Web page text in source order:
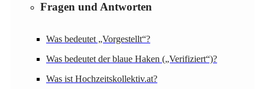
Fragen und Antworten
Was bedeutet „Vorgestellt“?
Was bedeutet der blaue Haken („Verifiziert“)?
Was ist Hochzeitskollektiv.at?